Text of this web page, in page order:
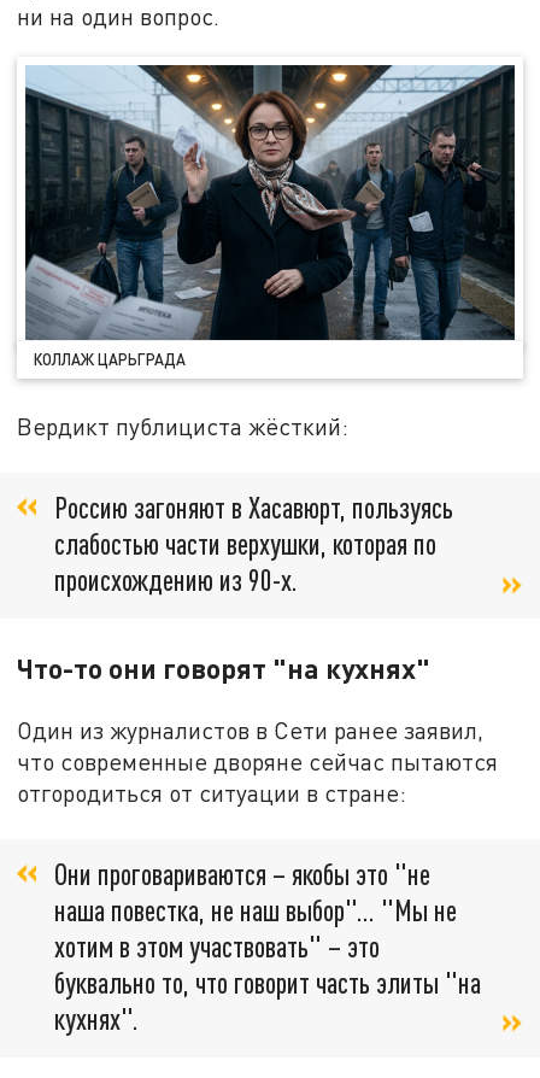
ни на один вопрос.
КОЛЛАЖ ЦАРЬГРАДА
Вердикт публициста жёсткий:
Россию загоняют в Хасавюрт, пользуясь
слабостью части верхушки, которая по
происхождению из 90-х.
Что-то они говорят "на кухнях"
Один из журналистов в Сети ранее заявил,
что современные дворяне сейчас пытаются
отгородиться от ситуации в стране:
Они проговариваются – якобы это "не
наша повестка, не наш выбор"… "Мы не
хотим в этом участвовать" – это
буквально то, что говорит часть элиты "на
кухнях".